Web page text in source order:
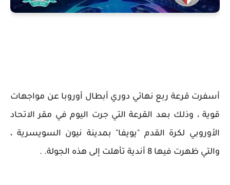
أسفرت قرعة ربع نهائي دوري أبطال أوروبا عن مواجهات
قوية ، وذلك بعد القرعة التي جرت اليوم في مقر الاتحاد
الأوروبي لكرة القدم "يويفا" بمدينة نيون السويسرية ،
والتي ظهرت فيها 8 أندية تأهلت إلى هذه الجولة. .